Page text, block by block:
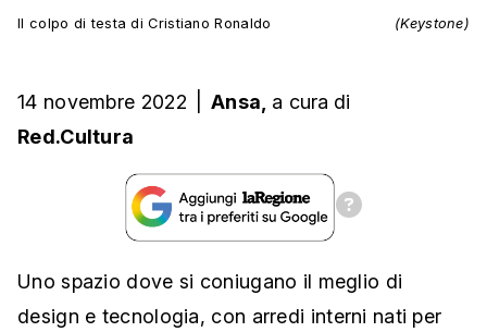
Il colpo di testa di Cristiano Ronaldo (Keystone)
14 novembre 2022 Ansa, a cura di
Red.Cultura
Uno spazio dove si coniugano il meglio di
design e tecnologia, con arredi interni nati per